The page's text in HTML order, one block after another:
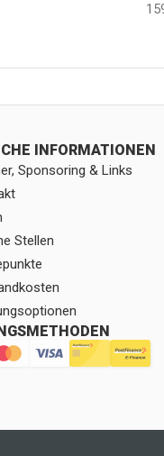
INFORMATIONEN
Sponsoring & Links
Stellen